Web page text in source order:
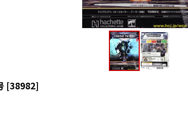
[38982]